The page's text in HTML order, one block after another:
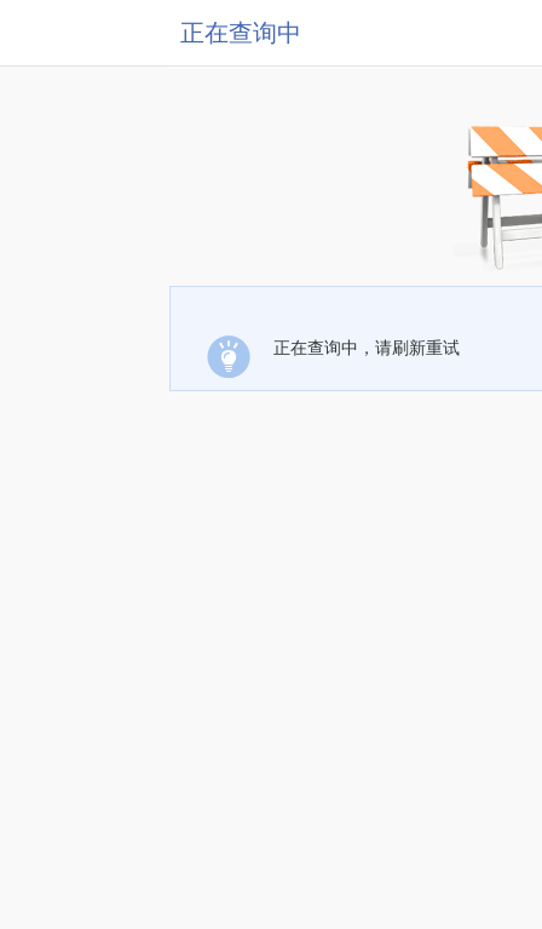
正在查询中
正在查询中，请刷新重试